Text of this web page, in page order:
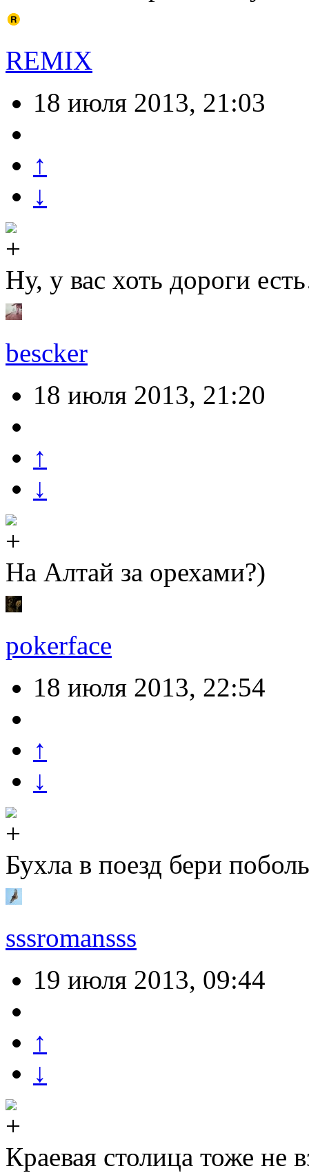
REMIX
18 июля 2013, 21:03
↑
↓
Ну, у вас хоть дороги
bescker
18 июля 2013, 21:20
↑
↓
На Алтай за орехами?)
pokerface
18 июля 2013, 22:54
↑
↓
Бухла в поезд бери
sssromansss
19 июля 2013, 09:44
↑
↓
Краевая столица тоже не